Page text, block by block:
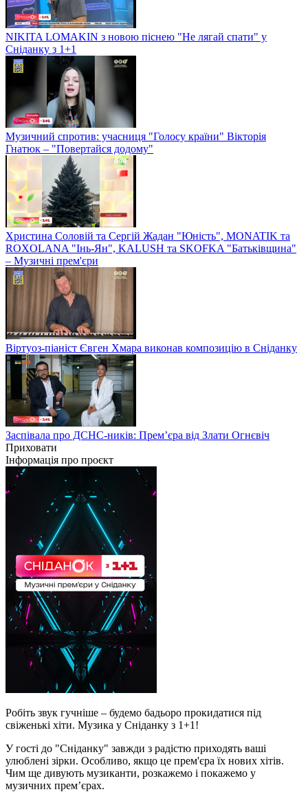
NIKITA LOMAKIN з новою піснею "Не лягай спати" у
Сніданку з 1+1
Музичний спротив: учасниця "Голосу країни" Вікторія
Гнатюк – "Повертайся додому"
Христина Соловій та Сергій Жадан "Юність", MONATIK та
ROXOLANA "Інь-Ян", KALUSH та SKOFKA "Батьківщина"
– Музичні прем'єри
Віртуоз-піаніст Євген Хмара виконав композицію в Сніданку
Заспівала про ДСНС-ників: Прем’єра від Злати Огнєвіч
Приховати
Інформація про проєкт
Робіть звук гучніше – будемо бадьоро прокидатися під
свіженькі хіти. Музика у Сніданку з 1+1!
У гості до "Сніданку" завжди з радістю приходять ваші
улюблені зірки. Особливо, якщо це прем'єра їх нових хітів.
Чим ще дивують музиканти, розкажемо і покажемо у
музичних прем’єрах.